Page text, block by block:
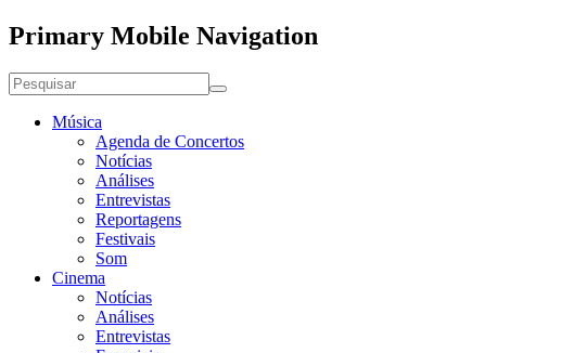
Primary Mobile Navigation
Música
Agenda de Concertos
Notícias
Análises
Entrevistas
Reportagens
Festivais
Som
Cinema
Notícias
Análises
Entrevistas